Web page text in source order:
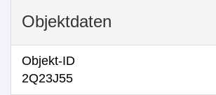
Objektdaten
Objekt-ID
2Q23J55